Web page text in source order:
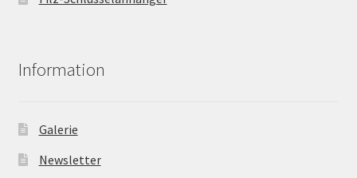
Information
Galerie
Newsletter